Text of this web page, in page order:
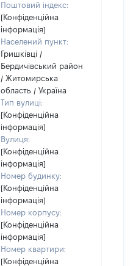
Поштовий індекс:
[Конфіденційна
інформація]
Населений пункт:
Гришківці /
Бердичівський район
/ Житомирська
область / Україна
Тип вулиці:
[Конфіденційна
інформація]
Вулиця:
[Конфіденційна
інформація]
Номер будинку:
[Конфіденційна
інформація]
Номер корпусу:
[Конфіденційна
інформація]
Номер квартири:
[Конфіденційна